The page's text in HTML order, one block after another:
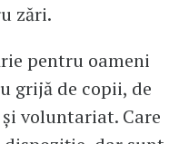
zări.
pentru oameni
grijă de copii, de
voluntariat. Care